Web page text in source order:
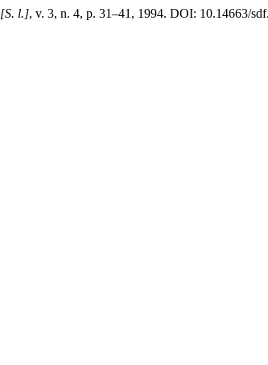
[S. l.], v. 3, n. 4, p. 31–41, 1994. DOI: 10.14663/